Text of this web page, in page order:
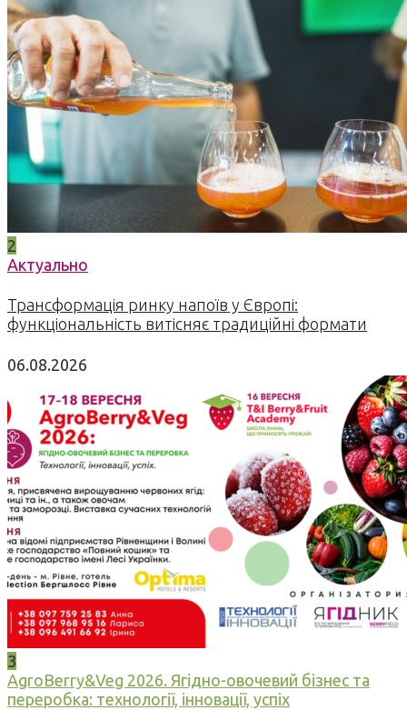
2
Актуально
Трансформація ринку напоїв у Європі:
функціональність витісняє традиційні формати
06.08.2026
3
AgroBerry&Veg 2026. Ягідно-овочевий бізнес та
переробка: технології, інновації, успіх